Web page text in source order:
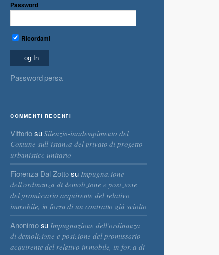
Password
Ricordami
Password persa
COMMENTI RECENTI
Vittoriosu Silenzio-inadempimento del
Comune sull’istanza del privato di progetto
urbanistico unitario
Fiorenza Dal Zottosu Impugnazione
dell’ordinanza di demolizione e posizione
del promissario acquirente del relativo
immobile, in forza di un contratto già sciolto
Anonimosu Impugnazione dell’ordinanza
di demolizione e posizione del promissario
acquirente del relativo immobile, in forza di